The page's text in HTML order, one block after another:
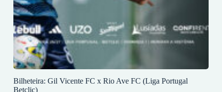
Bilheteira: Gil Vicente FC x Rio Ave FC (Liga Portugal
Betclic)